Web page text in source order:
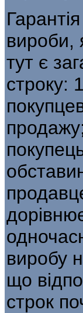
вироби,
тут є
строку:
виробу
що
строк